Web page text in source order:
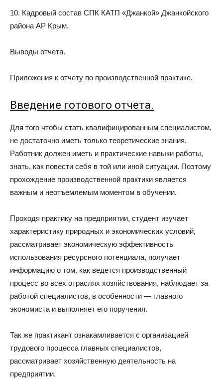
10. Кадровый состав СПК КАТП «Джанкой» Джанкойского
района АР Крым.
Выводы отчета.
Приложения к отчету по производственной практике.
Введение готового отчета.
Для того чтобы стать квалифицированным специалистом,
не достаточно иметь только теоретические знания.
Работник должен иметь и практические навыки работы,
знать, как повести себя в той или иной ситуации. Поэтому
прохождение производственной практики является
важным и неотъемлемым моментом в обучении.
Проходя практику на предприятии, студент изучает
характеристику природных и экономических условий,
рассматривает экономическую эффективность
использования ресурсного потенциала, получает
информацию о том, как ведется производственный
процесс во всех отраслях хозяйствования, наблюдает за
работой специалистов, в особенности — главного
экономиста и выполняет его поручения.
Так же практикант ознакамливается с организацией
трудового процесса главных специалистов,
рассматривает хозяйственную деятельность на
предприятии.